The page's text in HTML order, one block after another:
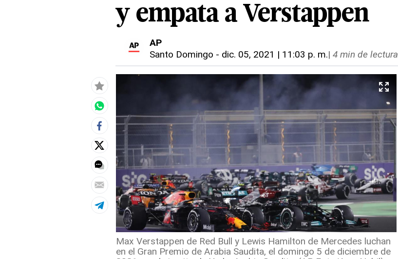
y empata a Verstappen
AP
Santo Domingo - dic. 05, 2021 | 11:03 p. m.| 4 min de lectura
Max Verstappen de Red Bull y Lewis Hamilton de Mercedes luchan
en el Gran Premio de Arabia Saudita, el domingo 5 de diciembre de